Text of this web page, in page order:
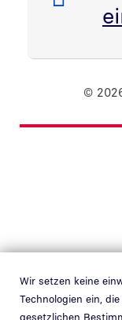
Wir setzen keine
Technologien ein,
gesetzlichen
©